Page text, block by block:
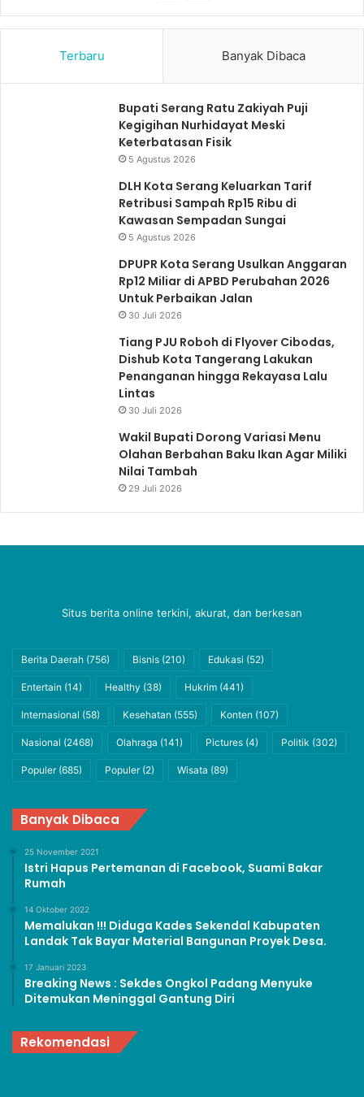
b
m
n
a
l
u
t
y
a
Terbaru Banyak Dibaca
Bupati Serang Ratu Zakiyah Puji
Kegigihan Nurhidayat Meski
Keterbatasan Fisik
5 Agustus 2026
DLH Kota Serang Keluarkan Tarif
Retribusi Sampah Rp15 Ribu di
Kawasan Sempadan Sungai
5 Agustus 2026
DPUPR Kota Serang Usulkan Anggaran
Rp12 Miliar di APBD Perubahan 2026
Untuk Perbaikan Jalan
30 Juli 2026
Tiang PJU Roboh di Flyover Cibodas,
Dishub Kota Tangerang Lakukan
Penanganan hingga Rekayasa Lalu
Lintas
30 Juli 2026
Wakil Bupati Dorong Variasi Menu
Olahan Berbahan Baku Ikan Agar Miliki
Nilai Tambah
29 Juli 2026
Situs berita online terkini, akurat, dan berkesan
Berita Daerah (756) Bisnis (210) Edukasi (52)
Entertain (14) Healthy (38) Hukrim (441)
Internasional (58) Kesehatan (555) Konten (107)
Nasional (2468) Olahraga (141) Pictures (4) Politik (302)
Populer(685) Populer(2) Wisata (89)
Banyak Dibaca
25 November 2021
Istri Hapus Pertemanan di Facebook, Suami Bakar
Rumah
14 Oktober 2022
Memalukan !!! Diduga Kades Sekendal Kabupaten
Landak Tak Bayar Material Bangunan Proyek Desa.
17 Januari 2023
Breaking News : Sekdes Ongkol Padang Menyuke
Ditemukan Meninggal Gantung Diri
Rekomendasi